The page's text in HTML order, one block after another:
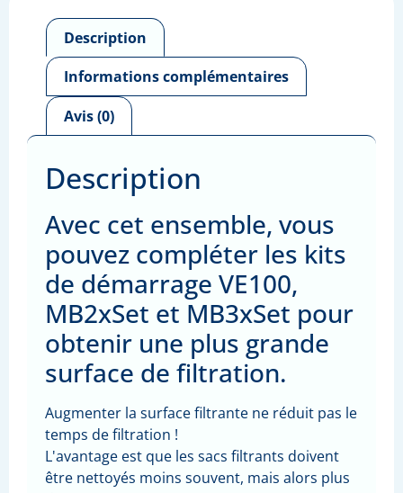
Description
Informations complémentaires
Avis (0)
Description
Avec cet ensemble, vous
pouvez compléter les kits
de démarrage VE100,
MB2xSet et MB3xSet pour
obtenir une plus grande
surface de filtration.
Augmenter la surface filtrante ne réduit pas le
temps de filtration !
L'avantage est que les sacs filtrants doivent
être nettoyés moins souvent, mais alors plus